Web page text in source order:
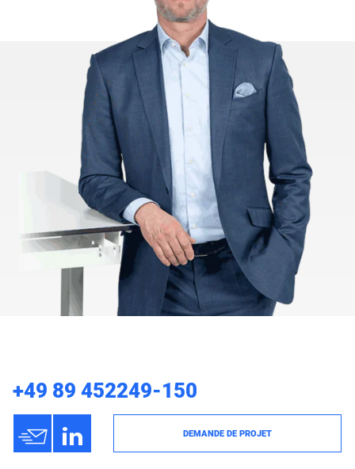
+49 89 452249-150
h 3 DEMANDE DE PROJET